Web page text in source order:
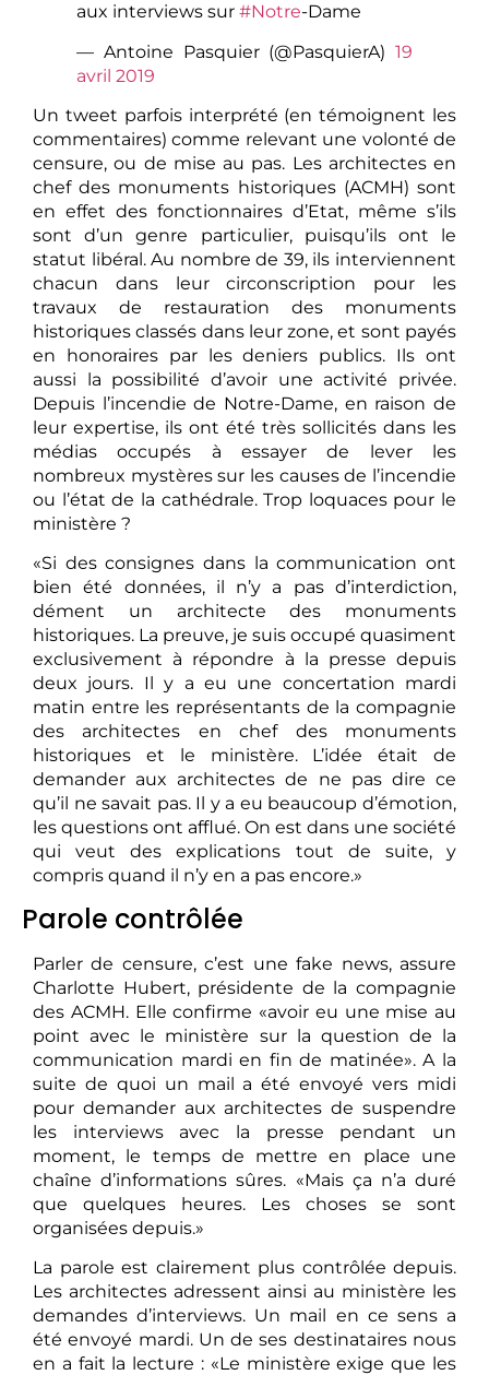
aux interviews sur #Notre-Dame
— Antoine Pasquier (@PasquierA) 19
avril 2019
Un tweet parfois interprété (en témoignent les
commentaires) comme relevant une volonté de
censure, ou de mise au pas. Les architectes en
chef des monuments historiques (ACMH) sont
en effet des fonctionnaires d’Etat, même s’ils
sont d’un genre particulier, puisqu’ils ont le
statut libéral. Au nombre de 39, ils interviennent
chacun dans leur circonscription pour les
travaux de restauration des monuments
historiques classés dans leur zone, et sont payés
en honoraires par les deniers publics. Ils ont
aussi la possibilité d’avoir une activité privée.
Depuis l’incendie de Notre-Dame, en raison de
leur expertise, ils ont été très sollicités dans les
médias occupés à essayer de lever les
nombreux mystères sur les causes de l’incendie
ou l’état de la cathédrale. Trop loquaces pour le
ministère ?
«Si des consignes dans la communication ont
bien été données, il n’y a pas d’interdiction,
dément un architecte des monuments
historiques. La preuve, je suis occupé quasiment
exclusivement à répondre à la presse depuis
deux jours. Il y a eu une concertation mardi
matin entre les représentants de la compagnie
des architectes en chef des monuments
historiques et le ministère. L’idée était de
demander aux architectes de ne pas dire ce
qu’il ne savait pas. Il y a eu beaucoup d’émotion,
les questions ont afflué. On est dans une société
qui veut des explications tout de suite, y
compris quand il n’y en a pas encore.»
Parole contrôlée
Parler de censure, c’est une fake news, assure
Charlotte Hubert, présidente de la compagnie
des ACMH. Elle confirme «avoir eu une mise au
point avec le ministère sur la question de la
communication mardi en fin de matinée». A la
suite de quoi un mail a été envoyé vers midi
pour demander aux architectes de suspendre
les interviews avec la presse pendant un
moment, le temps de mettre en place une
chaîne d’informations sûres. «Mais ça n’a duré
que quelques heures. Les choses se sont
organisées depuis.»
La parole est clairement plus contrôlée depuis.
Les architectes adressent ainsi au ministère les
demandes d’interviews. Un mail en ce sens a
été envoyé mardi. Un de ses destinataires nous
en a fait la lecture : «Le ministère exige que les